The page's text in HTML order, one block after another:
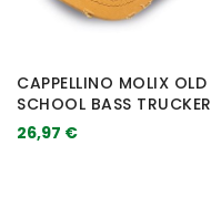
CAPPELLINO MOLIX OLD
SCHOOL BASS TRUCKER
26,97 €